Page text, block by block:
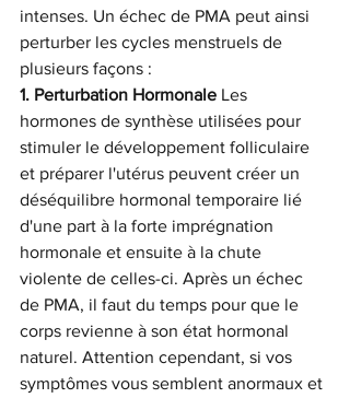
intenses. Un échec de PMA peut ainsi
perturber les cycles menstruels de
plusieurs façons :
1. Perturbation Hormonale Les
hormones de synthèse utilisées pour
stimuler le développement folliculaire
et préparer l'utérus peuvent créer un
déséquilibre hormonal temporaire lié
d'une part à la forte imprégnation
hormonale et ensuite à la chute
violente de celles-ci. Après un échec
de PMA, il faut du temps pour que le
corps revienne à son état hormonal
naturel. Attention cependant, si vos
symptômes vous semblent anormaux et